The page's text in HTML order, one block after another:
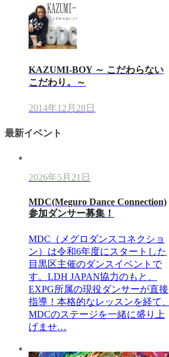
KAZUMI-BOY ～ こだわらない
こだわり。～
2014年12月28日
最新イベント
2026年5月21日
MDC(Meguro Dance Connection)
参加ダンサー募集！
MDC（メグロダンスコネクショ
ン）は令和6年度にスタートした
目黒区主催のダンスイベントで
す。LDH JAPAN協力のもと、
EXPG所属の現役ダンサーが直接
指導！本格的なレッスンを経て、
MDCのステージを一緒に盛り上
げませ…